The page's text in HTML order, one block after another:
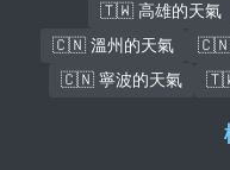
🇹🇼 高雄的天氣
🇨🇳 溫州的天氣
🇨🇳
🇨🇳 寧波的天氣